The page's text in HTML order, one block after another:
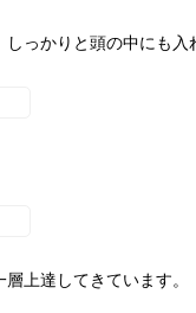
っかりと頭の中にも入
上達してきています。